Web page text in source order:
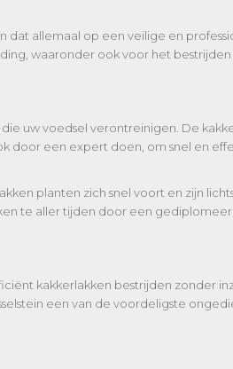
allemaal op een veilige en
waaronder ook voor het bestrijden
uw voedsel verontreinigen. De
door een expert doen, om snel en
planten zich snel voort en zijn
te aller tijden door een
kakkerlakken bestrijden zonder
een van de voordeligste